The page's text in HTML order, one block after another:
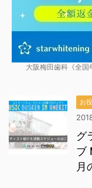
大阪梅田歯科《全国
お
グ
ブ
月